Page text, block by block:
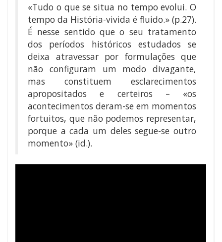
«Tudo o que se situa no tempo evolui. O
tempo da História-vivida é fluido.» (p.27).
É nesse sentido que o seu tratamento
dos períodos históricos estudados se
deixa atravessar por formulações que
não configuram um modo divagante,
mas constituem esclarecimentos
apropositados e certeiros – «os
acontecimentos deram-se em momentos
fortuitos, que não podemos representar,
porque a cada um deles segue-se outro
momento» (id.).